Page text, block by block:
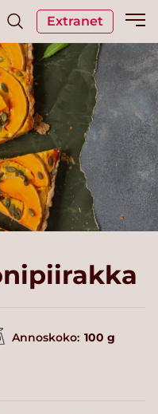
Extranet
Annoskoko: 100 g